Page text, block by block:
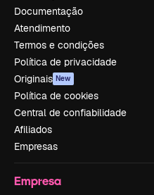
Documentação
Atendimento
Termos e condições
Política de privacidade
Originais New
Política de cookies
Central de confiabilidade
Afiliados
Empresas
Empresa